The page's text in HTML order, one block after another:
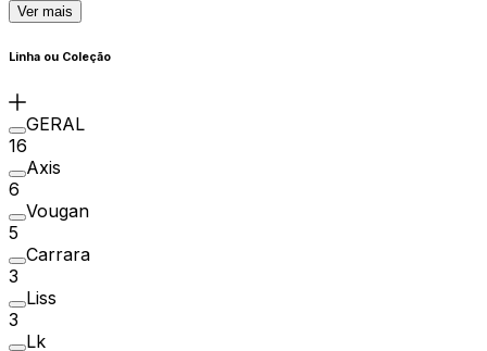
Ver mais
Linha ou Coleção
GERAL
16
Axis
6
Vougan
5
Carrara
3
Liss
3
Lk